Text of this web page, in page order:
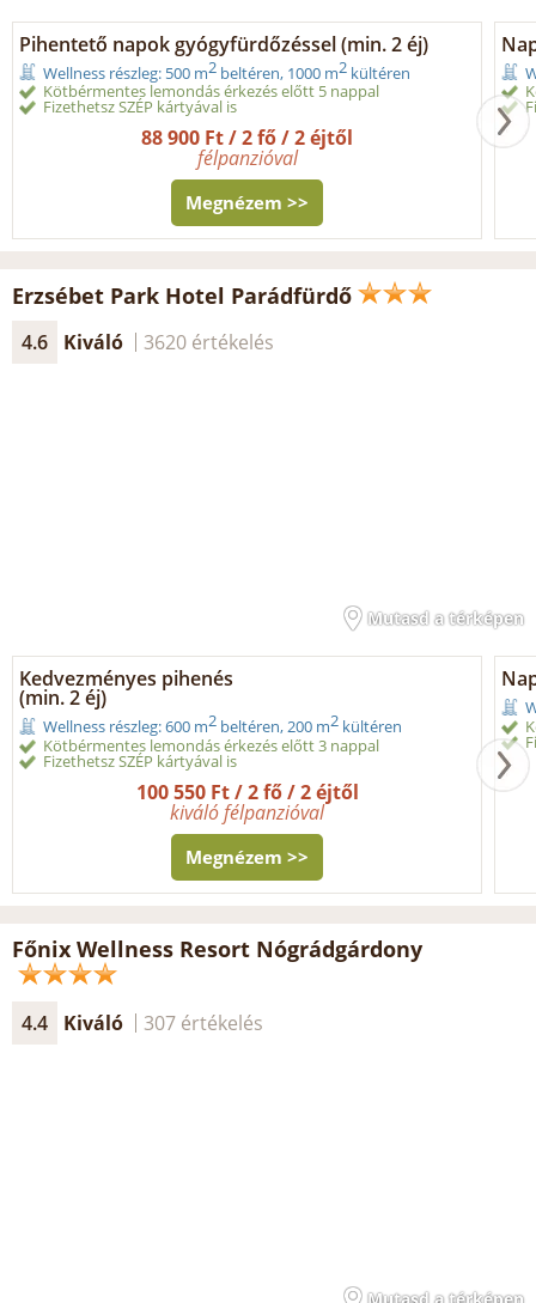
Pihentető napok gyógyfürdőzéssel (min. 2 éj)
Wellness részleg: 500 m2 beltéren, 1000 m2 kültéren
Kötbérmentes lemondás érkezés előtt 5 nappal
Fizethetsz SZÉP kártyával is
88 900 Ft / 2 fő / 2 éjtől
félpanzióval
Megnézem >>
Erzsébet Park Hotel Parádfürdő
4.6 Kiváló 3620 értékelés
Mutasd a térképen
Kedvezményes pihenés
(min. 2 éj)
Wellness részleg: 600 m2 beltéren, 200 m2 kültéren
Kötbérmentes lemondás érkezés előtt 3 nappal
Fizethetsz SZÉP kártyával is
100 550 Ft / 2 fő / 2 éjtől
kiváló félpanzióval
Megnézem >>
Főnix Wellness Resort Nógrádgárdony
4.4 Kiváló 307 értékelés
Mutasd a térképen